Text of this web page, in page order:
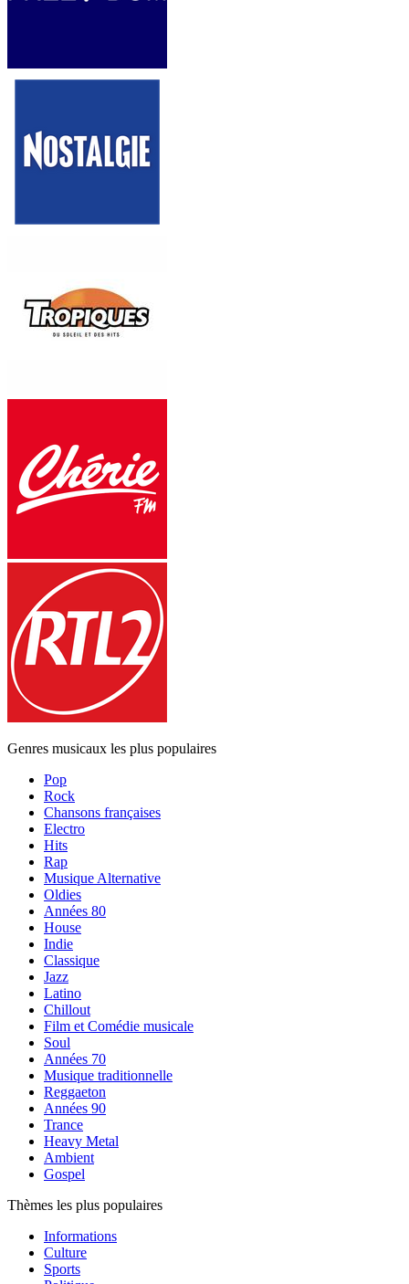
Genres musicaux les plus populaires
Pop
Rock
Chansons françaises
Electro
Hits
Rap
Musique Alternative
Oldies
Années 80
House
Indie
Classique
Jazz
Latino
Chillout
Film et Comédie musicale
Soul
Années 70
Musique traditionnelle
Reggaeton
Années 90
Trance
Heavy Metal
Ambient
Gospel
Thèmes les plus populaires
Informations
Culture
Sports